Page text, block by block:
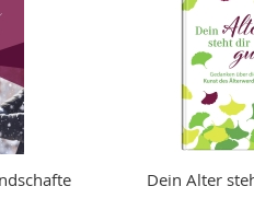
Dein Alter